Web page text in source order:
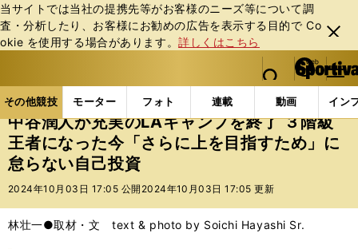
当サイトでは当社の提携先等がお客様のニーズ等について調
査・分析したり、お客様にお勧めの広告を表⽰する⽬的で Co
okie を使⽤する場合があります。詳しくはこちら
閉じ
る
web Sportiva (webスポルティーバ)
検索
マイペ
ー
ジ
メニュ
その他競技 モーター フォト 連載 動画 イン
ス
ポ
ル
テ
ー
バ
その他競技の記事一覧 格闘技 ボクシング 中谷
中谷潤人が充実のLAキャンプを終了 ３階級
王者になった今「さらに上を目指すため」に
怠らない自己投資
2024年10月03日 17:05 公開 2024年10月03日 17:05 更新
林壮一●取材・文 text & photo by Soichi Hayashi Sr.